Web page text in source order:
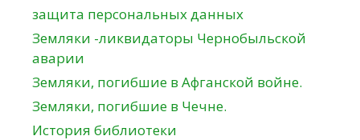
защита персональных данных
Земляки -ликвидаторы Чернобыльской
аварии
Земляки, погибшие в Афганской войне.
Земляки, погибшие в Чечне.
История библиотеки